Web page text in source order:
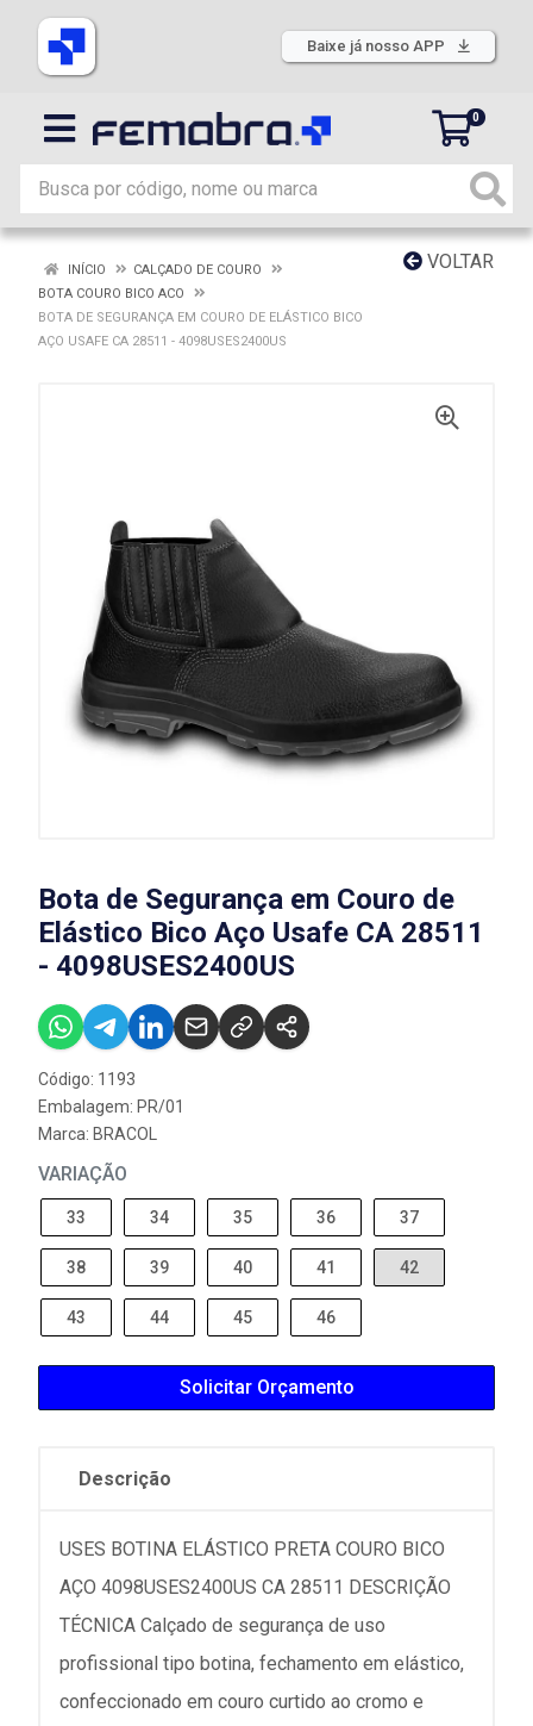
Baixe já nosso APP
0
VOLTAR
INÍCIO
CALÇADO DE COURO
BOTA COURO BICO ACO
BOTA DE SEGURANÇA EM COURO DE ELÁSTICO BICO
AÇO USAFE CA 28511 - 4098USES2400US
Bota de Segurança em Couro de
Elástico Bico Aço Usafe CA 28511
- 4098USES2400US
Código: 1193
Embalagem: PR/01
Marca: BRACOL
VARIAÇÃO
33 34 35 36 37
38 39 40 41 42
43 44 45 46
Solicitar Orçamento
Descrição
USES BOTINA ELÁSTICO PRETA COURO BICO
AÇO 4098USES2400US CA 28511 DESCRIÇÃO
TÉCNICA Calçado de segurança de uso
profissional tipo botina, fechamento em elástico,
confeccionado em couro curtido ao cromo e